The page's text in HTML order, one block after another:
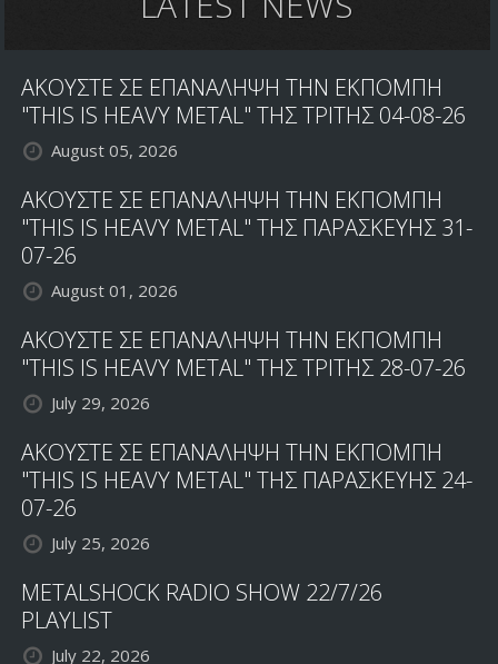
ΑΚΟΥΣΤΕ ΣΕ ΕΠΑΝΑΛΗΨΗ ΤΗΝ ΕΚΠΟΜΠΗ
"THIS IS HEAVY METAL" ΤΗΣ ΤΡΙΤΗΣ 04-08-26
August 05, 2026
ΑΚΟΥΣΤΕ ΣΕ ΕΠΑΝΑΛΗΨΗ ΤΗΝ ΕΚΠΟΜΠΗ
"THIS IS HEAVY METAL" ΤΗΣ ΠΑΡΑΣΚΕΥΗΣ 31-
07-26
August 01, 2026
ΑΚΟΥΣΤΕ ΣΕ ΕΠΑΝΑΛΗΨΗ ΤΗΝ ΕΚΠΟΜΠΗ
"THIS IS HEAVY METAL" ΤΗΣ ΤΡΙΤΗΣ 28-07-26
July 29, 2026
ΑΚΟΥΣΤΕ ΣΕ ΕΠΑΝΑΛΗΨΗ ΤΗΝ ΕΚΠΟΜΠΗ
"THIS IS HEAVY METAL" ΤΗΣ ΠΑΡΑΣΚΕΥΗΣ 24-
07-26
July 25, 2026
METALSHOCK RADIO SHOW 22/7/26
PLAYLIST
July 22, 2026